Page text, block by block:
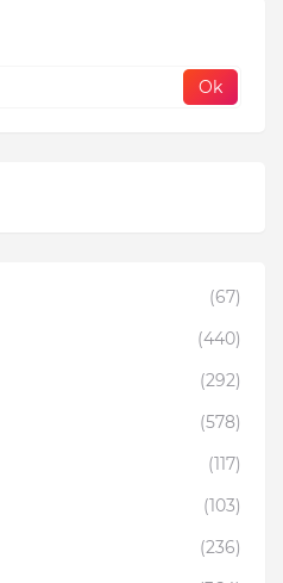
(67)
(440)
(292)
(578)
(117)
(103)
(236)